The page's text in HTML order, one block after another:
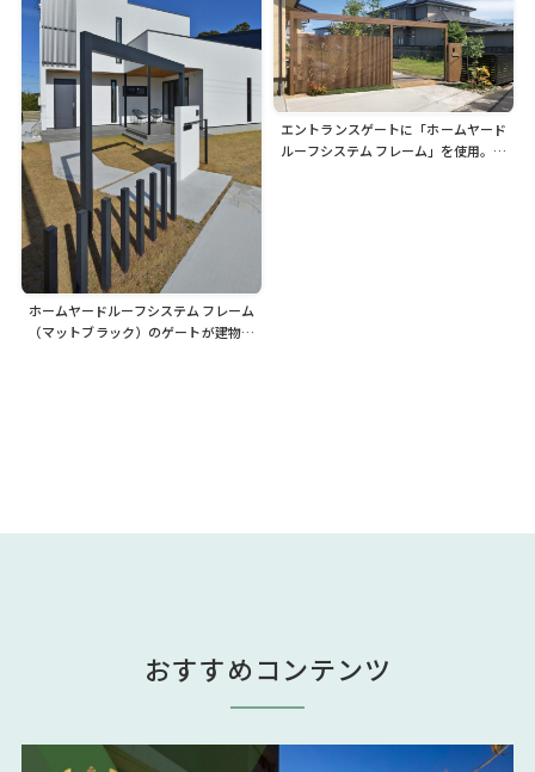
ホームヤードルーフシステム フレーム
（マットブラック）のゲートが建物の
エントランスゲートに「ホームヤード
ルーフシステム フレーム」を使用。格
おすすめコンテンツ